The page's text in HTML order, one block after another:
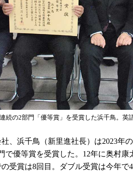
続の2部門「優等賞」を受賞した浜千鳥。英
、浜千鳥（新里進社長）は2023年
で優等賞を受賞した。12年に奥村
受賞は8回目。ダブル受賞は今年